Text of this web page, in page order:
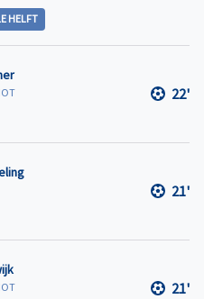
HELFT
22'
21'
21'